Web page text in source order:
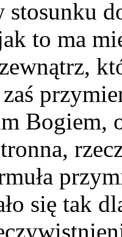
to ma
Bogiem,
się tak